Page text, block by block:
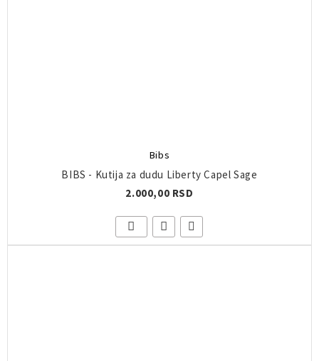
Bibs
BIBS - Kutija za dudu Liberty Capel Sage
2.000,00 RSD